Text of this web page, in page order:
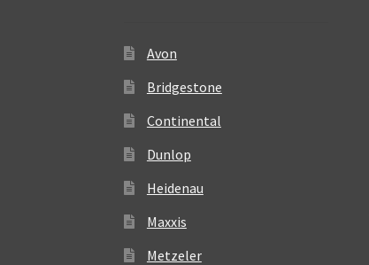
Avon
Bridgestone
Continental
Dunlop
Heidenau
Maxxis
Metzeler